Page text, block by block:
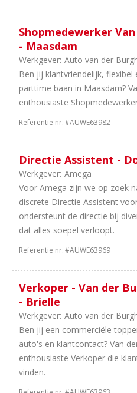
Shopmedewerker
- Maasdam
Werkgever: Auto van der
Ben jij klantvriendelijk, flexibel
parttime baan in Maasdam?
enthousiaste
Referentie nr:#AUWE63982
Directie Assistent -
Werkgever: Amega
Voor Amega zijn we op zoek
discrete Directie Assistent
ondersteunt de directie bij
dat alles soepel verloopt.
Referentie nr:#AUWE63969
Verkoper - Van der
- Brielle
Werkgever: Auto van der
Ben jij een commerciële
auto's en klantcontact? Van
enthousiaste Verkoper die
vinden.